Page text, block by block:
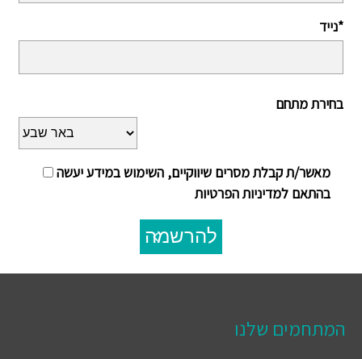
נייד*
בחירת מתחם
מאשר/ת קבלת מסרים שיווקיים, השימוש במידע יעשה
בהתאם למדיניות הפרטיות
להרשמה
המתחמים שלנו